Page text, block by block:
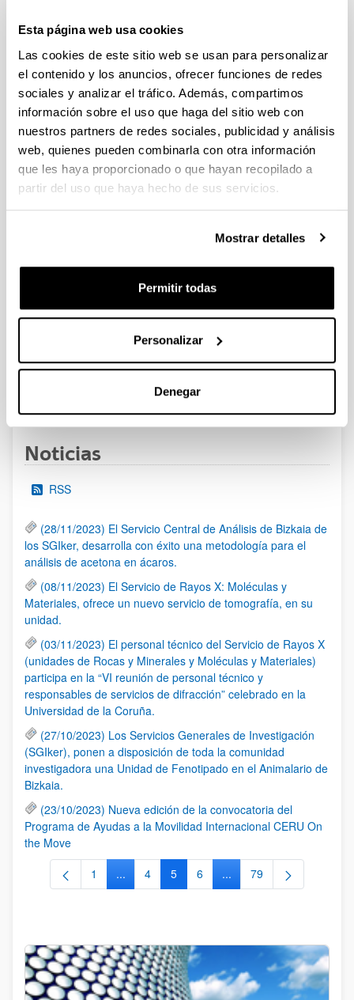
Esta página web usa cookies
Las cookies de este sitio web se usan para personalizar
el contenido y los anuncios, ofrecer funciones de redes
sociales y analizar el tráfico. Además, compartimos
información sobre el uso que haga del sitio web con
nuestros partners de redes sociales, publicidad y análisis
web, quienes pueden combinarla con otra información
que les haya proporcionado o que hayan recopilado a
partir del uso que haya hecho de sus servicios.
Mostrar detalles
Permitir todas
Personalizar
Denegar
FUNDACION LA CAIXA JUNIOR LEADER RETAINING
PROGRAMME 2027
Trámite abierto
CONVOCATORIA PARA LA CONTRATACIÓN DE
PERSONAL INVESTIGADOR DOCTOR EN LA UPV/EHU
(2026)
Trámite abierto (Plazo de presentación de solicitudes: 03/06/2026 -
25/06/2026 23:59)
16/07/2026: Listado provisional de solicitudes admitidas y
PERSONAL INVESTIGADOR EN FORMACIÓN EN LA EHU
FINANCIADO CON RECURSOS PROPIOS DE UN
PáginaPáginaPágina
3 ...Páginas intermedias Use TAB
Noticias
RSS
(28/11/2023) El Servicio Central de Análisis de Bizkaia de
los SGIker, desarrolla con éxito una metodología para el
análisis de acetona en ácaros.
(08/11/2023) El Servicio de Rayos X: Moléculas y
Materiales, ofrece un nuevo servicio de tomografía, en su
unidad.
(03/11/2023) El personal técnico del Servicio de Rayos X
(unidades de Rocas y Minerales y Moléculas y Materiales)
participa en la “VI reunión de personal técnico y
responsables de servicios de difracción” celebrado en la
Universidad de la Coruña.
(27/10/2023) Los Servicios Generales de Investigación
(SGIker), ponen a disposición de toda la comunidad
investigadora una Unidad de Fenotipado en el Animalario de
Bizkaia.
(23/10/2023) Nueva edición de la convocatoria del
Programa de Ayudas a la Movilidad Internacional CERU On
the Move
Página
1 ...Páginas intermedias Use TAB para
Página
4 Página
5 Página
6 ...Páginas intermedias
Página
79